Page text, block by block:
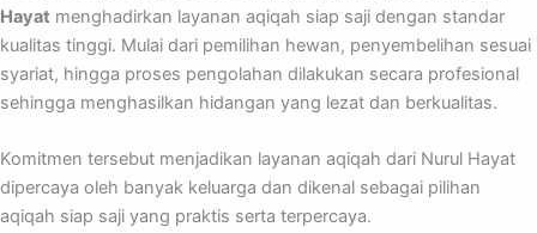
Hayat menghadirkan layanan aqiqah siap saji dengan standar
kualitas tinggi. Mulai dari pemilihan hewan, penyembelihan sesuai
syariat, hingga proses pengolahan dilakukan secara profesional
sehingga menghasilkan hidangan yang lezat dan berkualitas.
Komitmen tersebut menjadikan layanan aqiqah dari Nurul Hayat
dipercaya oleh banyak keluarga dan dikenal sebagai pilihan
aqiqah siap saji yang praktis serta terpercaya.